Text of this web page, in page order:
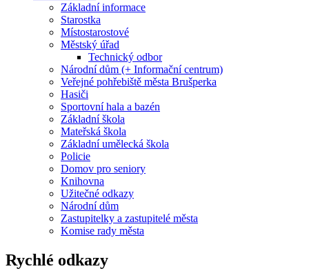
Základní informace
Starostka
Místostarostové
Městský úřad
Technický odbor
Národní dům (+ Informační centrum)
Veřejné pohřebiště města Brušperka
Hasiči
Sportovní hala a bazén
Základní škola
Mateřská škola
Základní umělecká škola
Policie
Domov pro seniory
Knihovna
Užitečné odkazy
Národní dům
Zastupitelky a zastupitelé města
Komise rady města
Rychlé odkazy